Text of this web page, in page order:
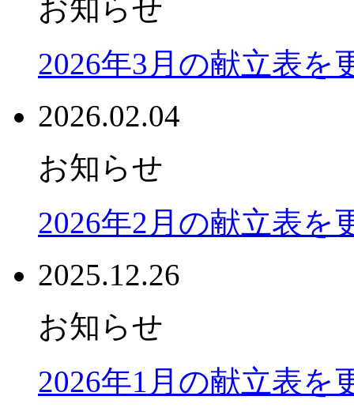
お知らせ
2026年3月の献立表を
2026.02.04
お知らせ
2026年2月の献立表を
2025.12.26
お知らせ
2026年1月の献立表を